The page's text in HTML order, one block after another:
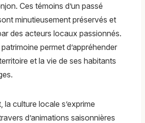
Ces témoins d’un passé
minutieusement préservés et
des acteurs locaux passionnés.
permet d’appréhender
et la vie de ses habitants
la culture locale s’exprime
d’animations saisonnières